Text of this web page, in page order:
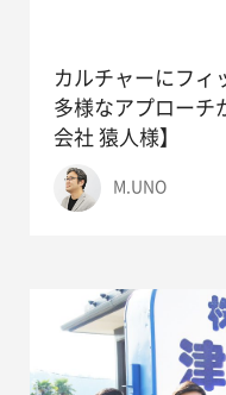
カルチャーにフィ
多様なアプローチ
会社 猿人様】
M.UNO